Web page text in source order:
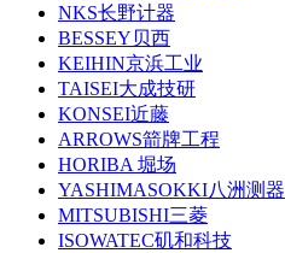
NKS长野计器
BESSEY贝西
KEIHIN京浜工业
TAISEI大成技研
KONSEI近藤
ARROWS箭牌工程
HORIBA 堀场
YASHIMASOKKI八洲测器
MITSUBISHI三菱
ISOWATEC矶和科技